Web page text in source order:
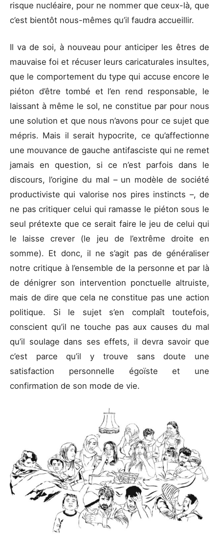
risque nucléaire, pour ne nommer que ceux-là, que
c’est bientôt nous-mêmes qu’il faudra accueillir.
Il va de soi, à nouveau pour anticiper les êtres de
mauvaise foi et récuser leurs caricaturales insultes,
que le comportement du type qui accuse encore le
piéton d’être tombé et l’en rend responsable, le
laissant à même le sol, ne constitue par pour nous
une solution et que nous n’avons pour ce sujet que
mépris. Mais il serait hypocrite, ce qu’affectionne
une mouvance de gauche antifasciste qui ne remet
jamais en question, si ce n’est parfois dans le
discours, l’origine du mal – un modèle de société
productiviste qui valorise nos pires instincts –, de
ne pas critiquer celui qui ramasse le piéton sous le
seul prétexte que ce serait faire le jeu de celui qui
le laisse crever (le jeu de l’extrême droite en
somme). Et donc, il ne s’agit pas de généraliser
notre critique à l’ensemble de la personne et par là
de dénigrer son intervention ponctuelle altruiste,
mais de dire que cela ne constitue pas une action
politique. Si le sujet s’en complaît toutefois,
conscient qu’il ne touche pas aux causes du mal
qu’il soulage dans ses effets, il devra savoir que
c’est parce qu’il y trouve sans doute une
satisfaction personnelle égoïste et une
confirmation de son mode de vie.